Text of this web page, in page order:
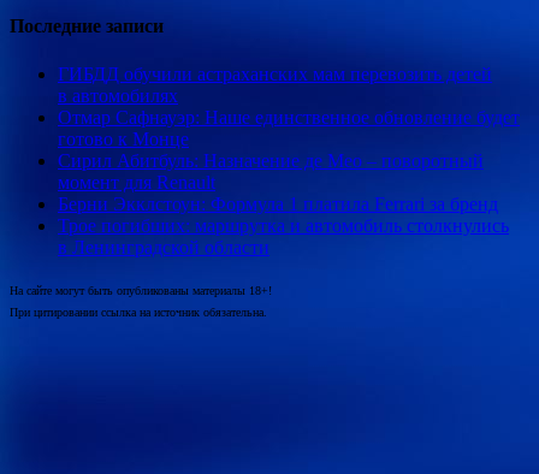
Последние записи
ГИБДД обучили астраханских мам перевозить детей
в автомобилях
Отмар Сафнауэр: Наше единственное обновление будет
готово к Монце
Сирил Абитбуль: Назначение де Мео – поворотный
момент для Renault
Берни Экклстоун: Формула 1 платила Ferrari за бренд
Трое погибших: маршрутка и автомобиль столкнулись
в Ленинградской области
На сайте могут быть опубликованы материалы 18+!
При цитировании ссылка на источник обязательна.